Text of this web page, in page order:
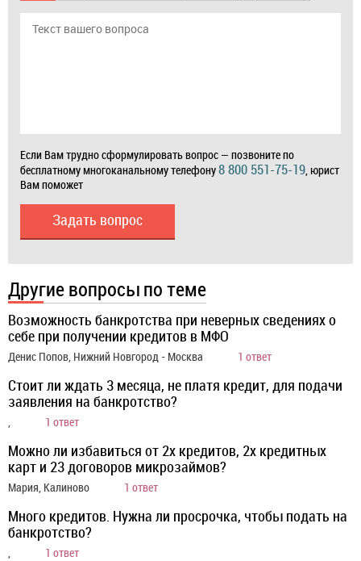
Если Вам трудно сформулировать вопрос — позвоните по
бесплатному многоканальному телефону8 800 551-75-19, юрист
Вам поможет
Задать вопрос
Другие вопросы по теме
Возможность банкротства при неверных сведениях о
себе при получении кредитов в МФО
Денис Попов, Нижний Новгород - Москва 1 ответ
Стоит ли ждать 3 месяца, не платя кредит, для подачи
заявления на банкротство?
, 1 ответ
Можно ли избавиться от 2х кредитов, 2х кредитных
карт и 23 договоров микрозаймов?
Мария, Калиново 1 ответ
Много кредитов. Нужна ли просрочка, чтобы подать на
банкротство?
, 1 ответ